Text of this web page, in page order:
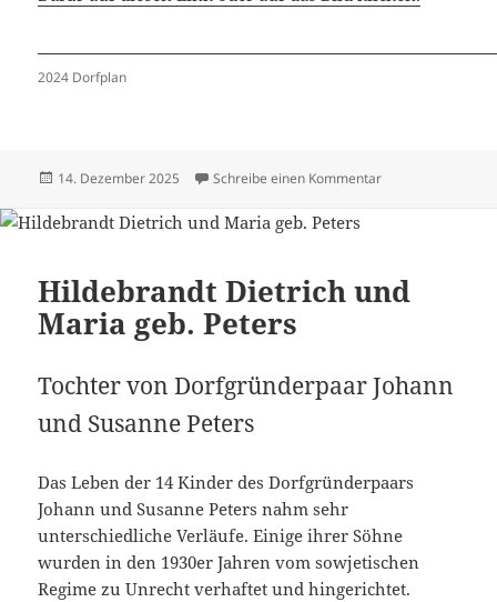
2024 Dorfplan
Veröffentlicht
14. Dezember 2025 Schreibe einen Kommentarzu Häuser 2024 –
Hildebrandt Dietrich und
Maria geb. Peters
Tochter von Dorfgründerpaar Johann
und Susanne Peters
Das Leben der 14 Kinder des Dorfgründerpaars
Johann und Susanne Peters nahm sehr
unterschiedliche Verläufe. Einige ihrer Söhne
wurden in den 1930er Jahren vom sowjetischen
Regime zu Unrecht verhaftet und hingerichtet.